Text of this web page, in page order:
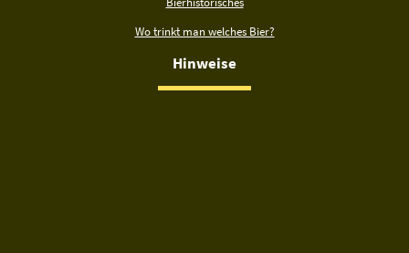
Wo trinkt man welches Bier?
Hinweise